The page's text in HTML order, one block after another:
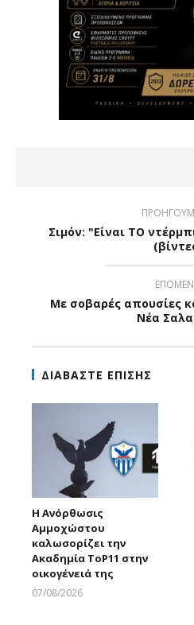
Σιμόν: "Είναι ΤΟ
Με σοβαρές απουσίες
Νέα
ΔΙΑΒΑΣΤΕ ΕΠΙΣΗΣ
Η Ανόρθωσις
Αμμοχώστου
καλωσορίζει την
Ακαδημία ToP11 στην
οικογένειά της
07/08/2026